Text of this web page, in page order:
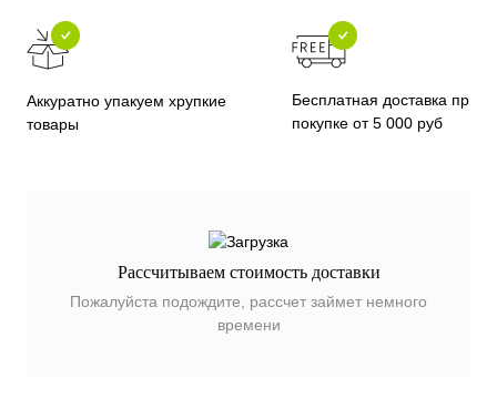
Аккуратно упакуем хрупкие
товары
Бесплатная доставка при
покупке от 5 000 руб
Рассчитываем стоимость доставки
Пожалуйста подождите, рассчет займет немного
времени